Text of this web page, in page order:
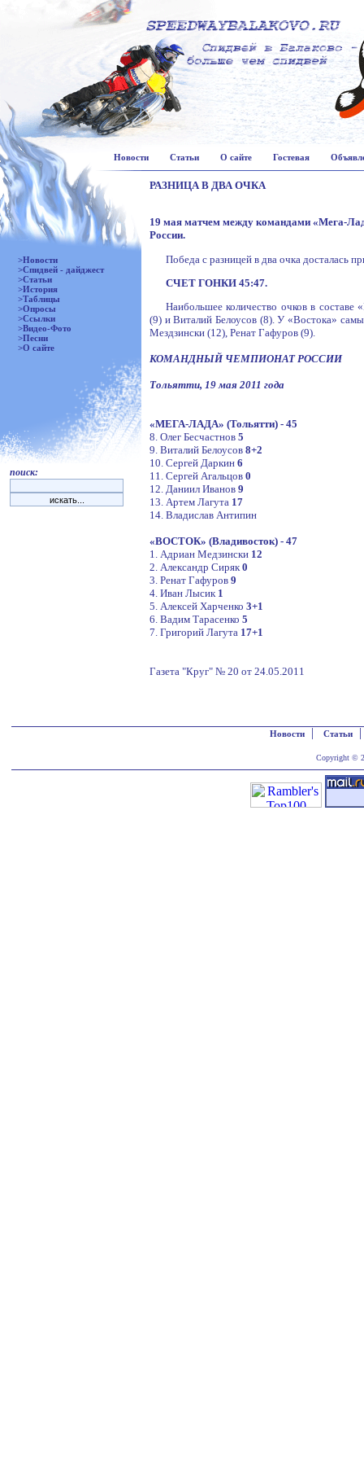
Новости Статьи О сайте Гостевая
>Новости
>Спидвей - дайджест
>Статьи
>История
>Таблицы
>Опросы
>Ссылки
>Видео-Фото
>Песни
>О сайте
поиск:
РАЗНИЦА В ДВА ОЧКА
19 мая матчем между командами «Мега-
России.
Победа с разницей в два очка досталась
СЧЕТ ГОНКИ 45:47.
Наибольшее количество очков в
(9) и Виталий Белоусов (8). У «Востока»
Мездзински (12), Ренат Гафуров (9).
КОМАНДНЫЙ ЧЕМПИОНАТ РОССИИ
Тольятти, 19 мая 2011 года
«МЕГА-ЛАДА» (Тольятти) - 45
8. Олег Бесчастнов 5
9. Виталий Белоусов 8+2
10. Сергей Даркин 6
11. Сергей Агальцов 0
12. Даниил Иванов 9
13. Артем Лагута 17
14. Владислав Антипин
«ВОСТОК» (Владивосток) - 47
1. Адриан Медзински 12
2. Александр Сиряк0
3. Ренат Гафуров 9
4. Иван Лысик 1
5. Алексей Харченко 3+1
6. Вадим Тарасенко 5
7. Григорий Лагута 17+1
Газета "Круг" № 20 от 24.05.2011
Новости| Статьи
Copyright ©